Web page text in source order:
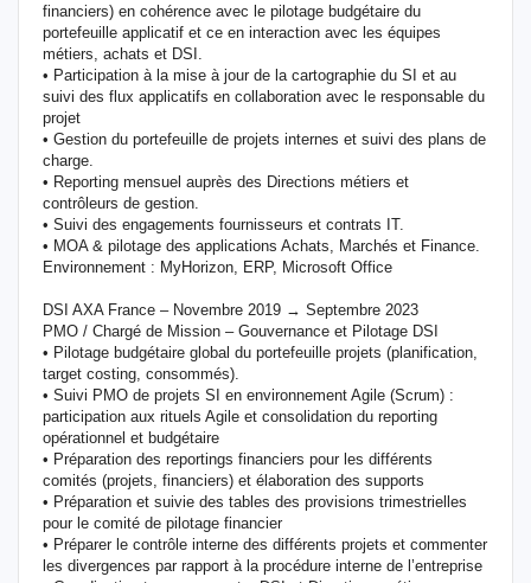
financiers) en cohérence avec le pilotage budgétaire du
portefeuille applicatif et ce en interaction avec les équipes
métiers, achats et DSI.
• Participation à la mise à jour de la cartographie du SI et au
suivi des flux applicatifs en collaboration avec le responsable du
projet
• Gestion du portefeuille de projets internes et suivi des plans de
charge.
• Reporting mensuel auprès des Directions métiers et
contrôleurs de gestion.
• Suivi des engagements fournisseurs et contrats IT.
• MOA & pilotage des applications Achats, Marchés et Finance.
Environnement : MyHorizon, ERP, Microsoft Office
DSI AXA France – Novembre 2019 → Septembre 2023
PMO / Chargé de Mission – Gouvernance et Pilotage DSI
• Pilotage budgétaire global du portefeuille projets (planification,
target costing, consommés).
• Suivi PMO de projets SI en environnement Agile (Scrum) :
participation aux rituels Agile et consolidation du reporting
opérationnel et budgétaire
• Préparation des reportings financiers pour les différents
comités (projets, financiers) et élaboration des supports
• Préparation et suivie des tables des provisions trimestrielles
pour le comité de pilotage financier
• Préparer le contrôle interne des différents projets et commenter
les divergences par rapport à la procédure interne de l’entreprise